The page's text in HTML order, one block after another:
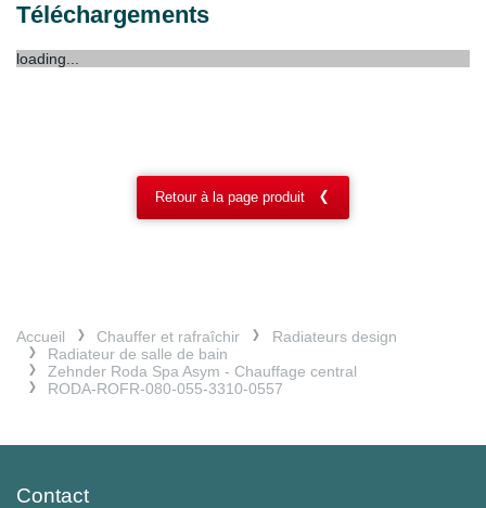
Téléchargements
loading...
Retour à la page produit
Accueil Chauffer et rafraîchir
Radiateurs design
Radiateur de salle de bain
Zehnder Roda Spa Asym - Chauffage central
RODA-ROFR-080-055-3310-0557
Contact